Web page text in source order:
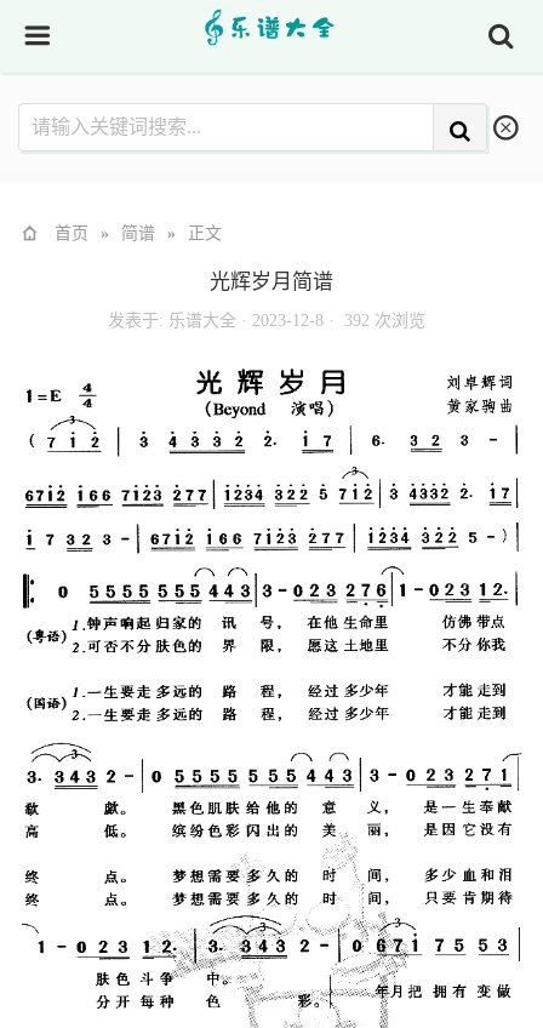
首页 » 简谱 » 正文
光辉岁月简谱
发表于: 乐谱大全 · 2023-12-8 · 392 次浏览